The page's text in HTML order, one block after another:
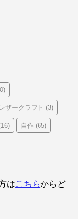
レザークラフト (3)
(16) 自作 (65)
はこちらからど